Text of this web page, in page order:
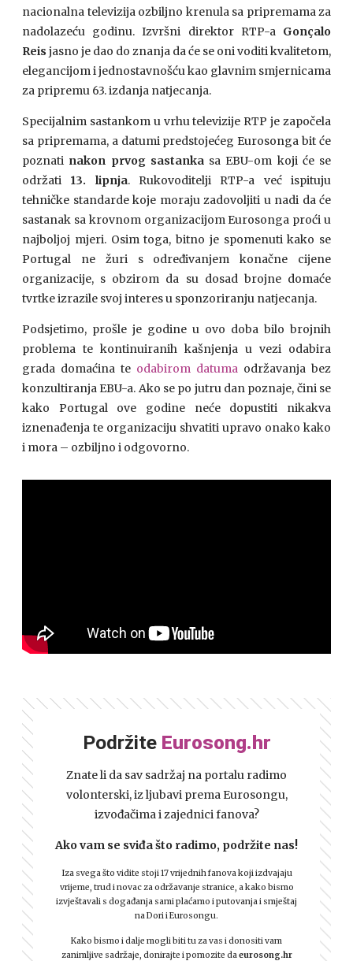
nacionalna televizija ozbiljno krenula sa pripremama za
nadolazeću godinu. Izvršni direktor RTP-a Gonçalo
Reis jasno je dao do znanja da će se oni voditi kvalitetom,
elegancijom i jednostavnošću kao glavnim smjernicama
za pripremu 63. izdanja natjecanja.
Specijalnim sastankom u vrhu televizije RTP je započela
sa pripremama, a datumi predstojećeg Eurosonga bit će
poznati nakon prvog sastankasa EBU-om koji će se
održati 13. lipnja. Rukovoditelji RTP-a već ispituju
tehničke standarde koje moraju zadovoljiti u nadi da će
sastanak sa krovnom organizacijom Eurosonga proći u
najboljoj mjeri. Osim toga, bitno je spomenuti kako se
Portugal ne žuri s određivanjem konačne cijene
organizacije, s obzirom da su dosad brojne domaće
tvrtke izrazile svoj interes u sponzoriranju natjecanja.
Podsjetimo, prošle je godine u ovo doba bilo brojnih
problema te kontinuiranih kašnjenja u vezi odabira
grada domaćina te odabirom datuma održavanja bez
konzultiranja EBU-a. Ako se po jutru dan poznaje, čini se
kako Portugal ove godine neće dopustiti nikakva
iznenađenja te organizaciju shvatiti upravo onako kako
i mora – ozbiljno i odgovorno.
Podržite Eurosong.hr
Znate li da sav sadržaj na portalu radimo
volonterski, iz ljubavi prema Eurosongu,
izvođačima i zajednici fanova?
Ako vam se sviđa što radimo, podržite nas!
Iza svega što vidite stoji 17 vrijednih fanova koji izdvajaju
vrijeme, trud i novac za održavanje stranice, a kako bismo
izvještavali s događanja sami plaćamo i putovanja i smještaj
na Dori i Eurosongu.
Kako bismo i dalje mogli biti tu za vas i donositi vam
zanimljive sadržaje, donirajte i pomozite da eurosong.hr